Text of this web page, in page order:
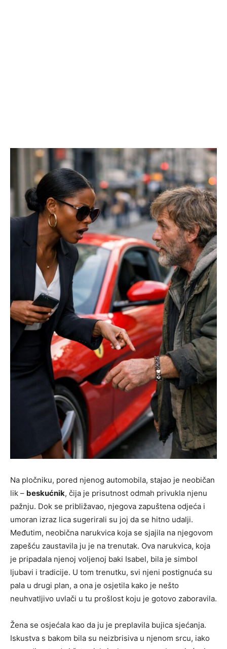
Na pločniku, pored njenog automobila, stajao je neobičan
lik – beskućnik, čija je prisutnost odmah privukla njenu
pažnju. Dok se približavao, njegova zapuštena odjeća i
umoran izraz lica sugerirali su joj da se hitno udalji.
Međutim, neobična narukvica koja se sjajila na njegovom
zapešću zaustavila ju je na trenutak. Ova narukvica, koja
je pripadala njenoj voljenoj baki Isabel, bila je simbol
ljubavi i tradicije. U tom trenutku, svi njeni postignuća su
pala u drugi plan, a ona je osjetila kako je nešto
neuhvatljivo uvlači u tu prošlost koju je gotovo zaboravila.
Žena se osjećala kao da ju je preplavila bujica sjećanja.
Iskustva s bakom bila su neizbrisiva u njenom srcu, iako